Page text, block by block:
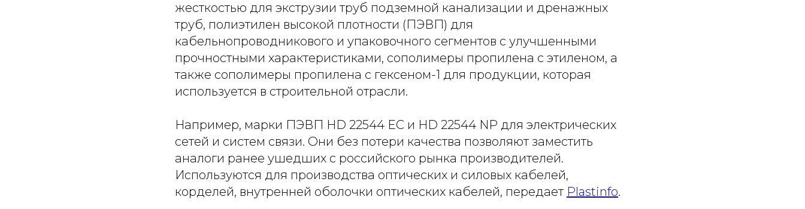
жесткостью для экструзии труб подземной канализации и дренажных
труб, полиэтилен высокой плотности (ПЭВП) для
кабельнопроводникового и упаковочного сегментов с улучшенными
прочностными характеристиками, сополимеры пропилена с этиленом, а
также сополимеры пропилена с гексеном-1 для продукции, которая
используется в строительной отрасли.
Например, марки ПЭВП HD 22544 EC и HD 22544 NP для электрических
сетей и систем связи. Они без потери качества позволяют заместить
аналоги ранее ушедших с российского рынка производителей.
Используются для производства оптических и силовых кабелей,
корделей, внутренней оболочки оптических кабелей, передает Рlastinfo.